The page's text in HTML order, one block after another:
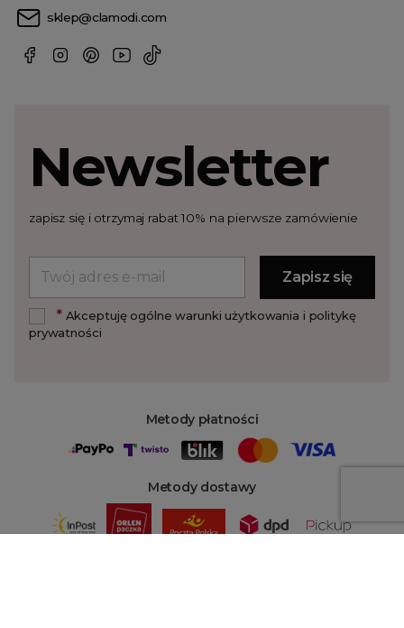
sklep@clamodi.com
Metody płatności
Metody dostawy
Newsletter
zapisz się i otrzymaj rabat 10% na pierwsze zamówienie
*Akceptuję ogólne warunki użytkowania i politykę
prywatności